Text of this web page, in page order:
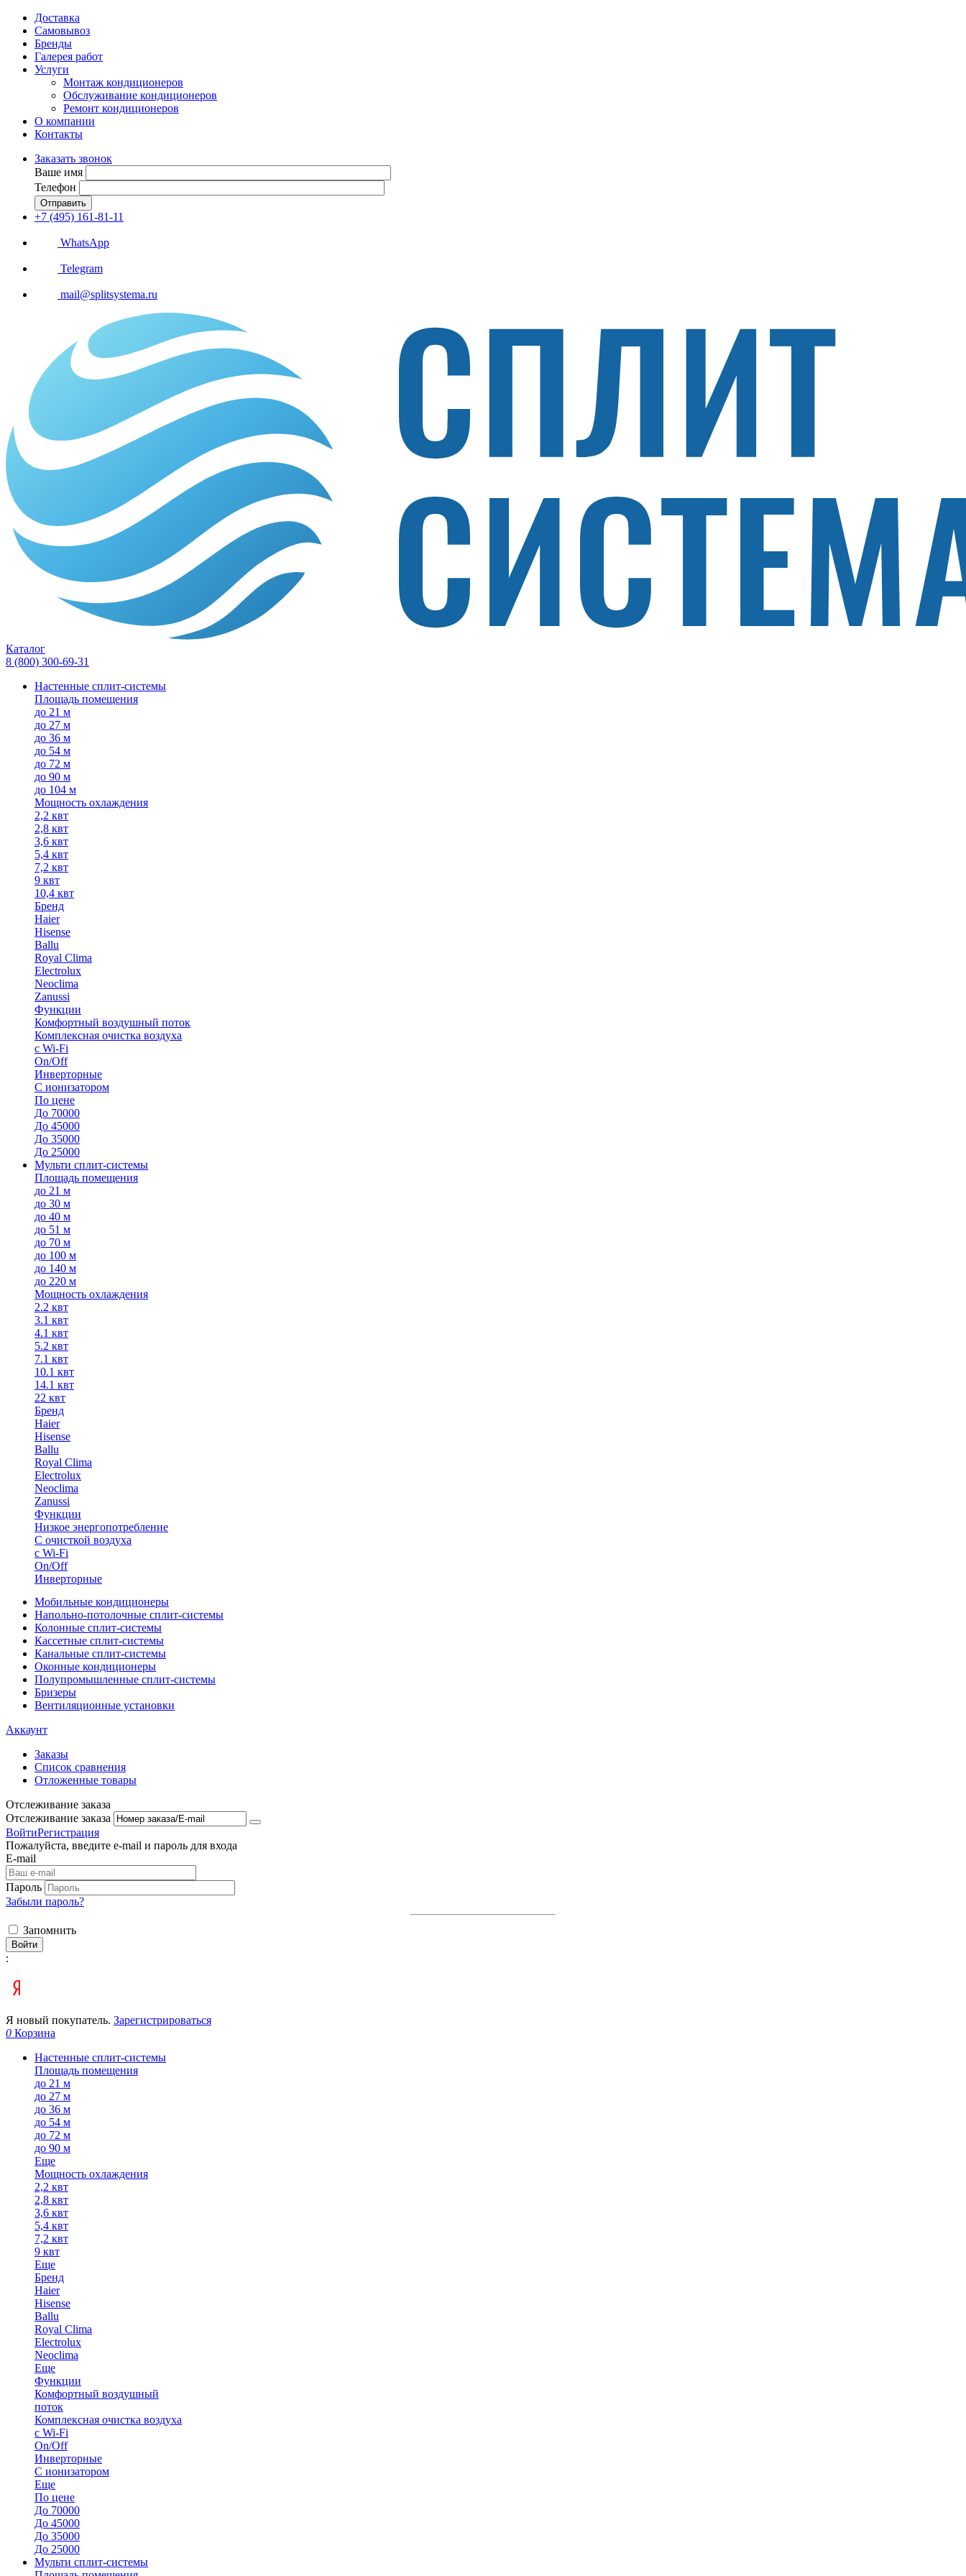
Доставка
Самовывоз
Бренды
Галерея работ
Услуги
Монтаж кондиционеров
Обслуживание кондиционеров
Ремонт кондиционеров
О компании
Контакты
Заказать звонок
Ваше имя
Телефон
Отправить
+7 (495) 161-81-11
WhatsApp
Telegram
mail@splitsystema.ru
Каталог
8 (800) 300-69-31
Настенные сплит-системы
Площадь помещения
до 21 м
до 27 м
до 36 м
до 54 м
до 72 м
до 90 м
до 104 м
Мощность охлаждения
2,2 квт
2,8 квт
3,6 квт
5,4 квт
7,2 квт
9 квт
10,4 квт
Бренд
Haier
Hisense
Ballu
Royal Clima
Electrolux
Neoclima
Zanussi
Функции
Комфортный воздушный поток
Комплексная очистка воздуха
с Wi-Fi
On/Off
Инверторные
С ионизатором
По цене
До 70000
До 45000
До 35000
До 25000
Мульти сплит-системы
Площадь помещения
до 21 м
до 30 м
до 40 м
до 51 м
до 70 м
до 100 м
до 140 м
до 220 м
Мощность охлаждения
2.2 квт
3.1 квт
4.1 квт
5.2 квт
7.1 квт
10.1 квт
14.1 квт
22 квт
Бренд
Haier
Hisense
Ballu
Royal Clima
Electrolux
Neoclima
Zanussi
Функции
Низкое энергопотребление
С очисткой воздуха
с Wi-Fi
On/Off
Инверторные
Мобильные кондиционеры
Напольно-потолоч​ные ​сплит-системы
Колонные ​​сплит-системы
Кассетные сплит-системы
Канальные сплит-системы
Оконные кондиционеры
Полупромышленные сплит-системы
Бризеры
Вентиляционные установки
Аккаунт
Заказы
Список сравнения
Отложенные товары
Отслеживание заказа
Отслеживание заказа
ВойтиРегистрация
Пожалуйста, введите e-mail и пароль для входа
E-mail
Пароль
Забыли пароль?
Запомнить
Войти
:
Я новый покупатель. Зарегистрироваться
0 Корзина
Настенные сплит-системы
Площадь помещения
до 21 м
до 27 м
до 36 м
до 54 м
до 72 м
до 90 м
Еще
Мощность охлаждения
2,2 квт
2,8 квт
3,6 квт
5,4 квт
7,2 квт
9 квт
Еще
Бренд
Haier
Hisense
Ballu
Royal Clima
Electrolux
Neoclima
Еще
Функции
Комфортный воздушный
поток
Комплексная очистка воздуха
с Wi-Fi
On/Off
Инверторные
С ионизатором
Еще
По цене
До 70000
До 45000
До 35000
До 25000
Мульти сплит-системы